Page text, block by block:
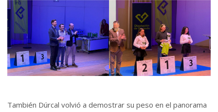
También Dúrcal volvió a demostrar su peso en el panorama